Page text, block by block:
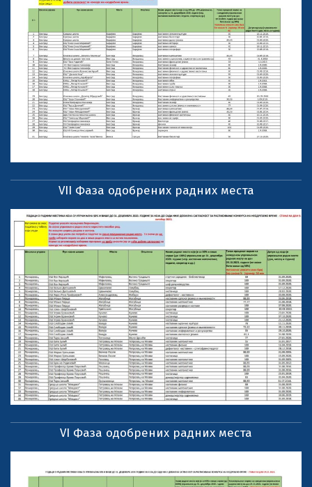
VII Фаза одобрених радних места
VI Фаза одобрених радних места